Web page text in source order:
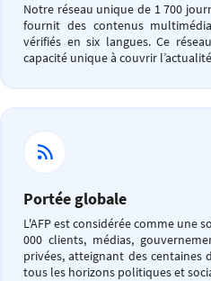
Notre réseau unique de 1 700
fournit des contenus
vérifiés en six langues. Ce
capacité unique à couvrir
Portée globale
L'AFP est considérée comme une
000 clients, médias,
privées, atteignant des
tous les horizons politiques et